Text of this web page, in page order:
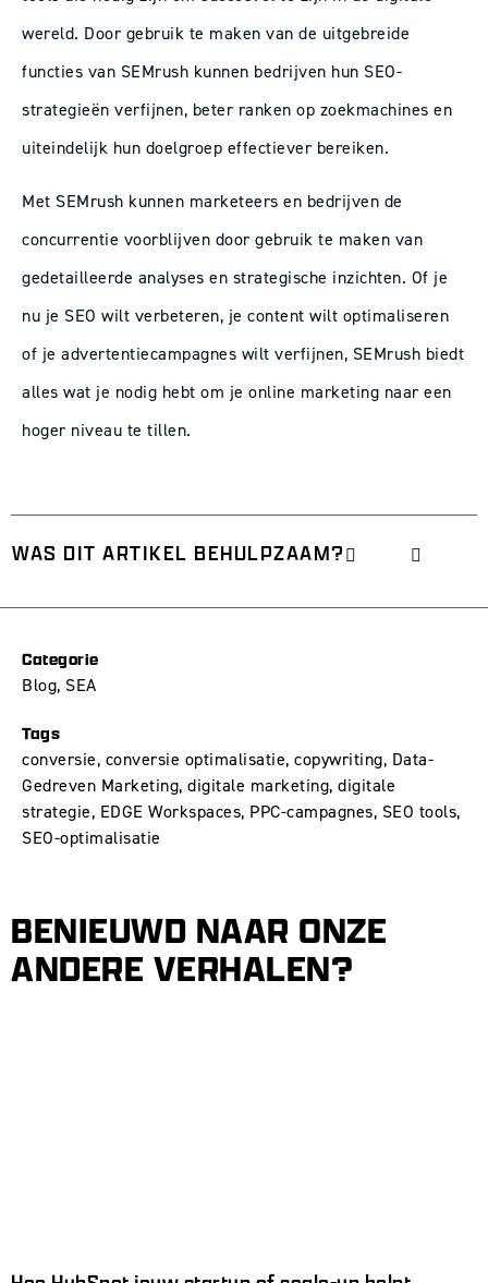
wereld. Door gebruik te maken van de uitgebreide
functies van SEMrush kunnen bedrijven hun SEO-
strategieën verfijnen, beter ranken op zoekmachines en
uiteindelijk hun doelgroep effectiever bereiken.
Met SEMrush kunnen marketeers en bedrijven de
concurrentie voorblijven door gebruik te maken van
gedetailleerde analyses en strategische inzichten. Of je
nu je SEO wilt verbeteren, je content wilt optimaliseren
of je advertentiecampagnes wilt verfijnen, SEMrush biedt
alles wat je nodig hebt om je online marketing naar een
hoger niveau te tillen.
WAS DIT ARTIKEL BEHULPZAAM?
Categorie
Blog, SEA
Tags
conversie, conversie optimalisatie, copywriting, Data-
Gedreven Marketing, digitale marketing, digitale
strategie, EDGE Workspaces, PPC-campagnes, SEO tools,
SEO-optimalisatie
BENIEUWD NAAR ONZE
ANDERE VERHALEN?